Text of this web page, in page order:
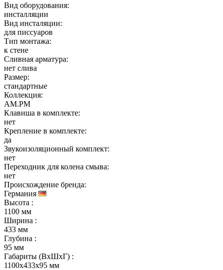
Вид оборудования:
инсталляции
Вид инсталяции:
для писсуаров
Тип монтажа:
к стене
Сливная арматура:
нет слива
Размер:
стандартные
Коллекция:
AM.PM
Клавиша в комплекте:
нет
Крепление в комплекте:
да
Звукоизоляционный комплект:
нет
Переходник для колена смыва:
нет
Происхождение бренда:
Германия
Высота :
1100 мм
Ширина :
433 мм
Глубина :
95 мм
Габариты (ВхШхГ) :
1100x433x95 мм